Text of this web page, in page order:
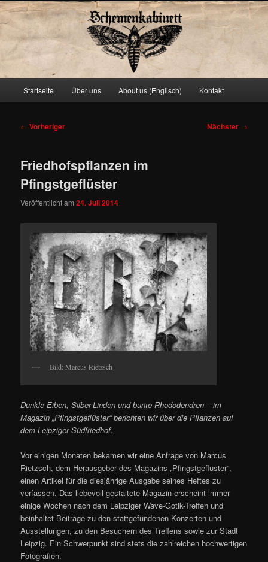
Schemenkabinett
Zum
springen
Startseite Über uns About us (Englisch) Kontakt
Beitragsnavigation
← Vorheriger Nächster →
Friedhofspflanzen im
Pfingstgeflüster
Veröffentlicht am24. Juli 2014
Bild: Marcus Rietzsch
Dunkle Eiben, Silber-Linden und bunte Rhododendren – im
Magazin „Pfingstgeflüster“ berichten wir über die Pflanzen auf
dem Leipziger Südfriedhof.
Vor einigen Monaten bekamen wir eine Anfrage von Marcus
Rietzsch, dem Herausgeber des Magazins „Pfingstgeflüster“,
einen Artikel für die diesjährige Ausgabe seines Heftes zu
verfassen. Das liebevoll gestaltete Magazin erscheint immer
einige Wochen nach dem Leipziger Wave-Gotik-Treffen und
beinhaltet Beiträge zu den stattgefundenen Konzerten und
Ausstellungen, zu den Besuchern des Treffens sowie zur Stadt
Leipzig. Ein Schwerpunkt sind stets die zahlreichen hochwertigen
Fotografien.